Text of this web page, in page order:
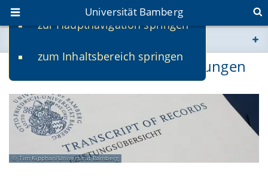
zur Hauptnavigation springen
zum Inhaltsbereich springen
Universität Bamberg
www.uni-bamberg.de
univis.uni-bamberg.de
fis.uni-bamberg.de
Anrechnung von Studienleistungen
Tim Kipphan/Universität Bamberg